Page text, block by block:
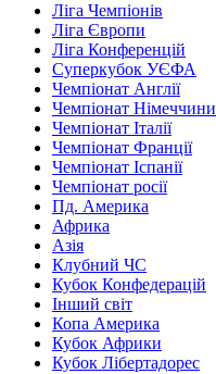
Ліга Чемпіонів
Ліга Європи
Ліга Конференцій
Суперкубок УЄФА
Чемпіонат Англії
Чемпіонат Німеччини
Чемпіонат Італії
Чемпіонат Франції
Чемпіонат Іспанії
Чемпіонат росії
Пд. Америка
Африка
Азія
Клубний ЧС
Кубок Конфедерацій
Інший світ
Копа Америка
Кубок Африки
Кубок Лібертадорес